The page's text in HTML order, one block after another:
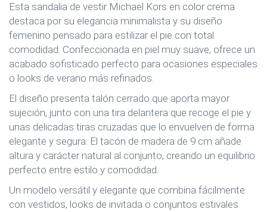
Esta sandalia de vestir Michael Kors en color crema
destaca por su elegancia minimalista y su diseño
femenino pensado para estilizar el pie con total
comodidad. Confeccionada en piel muy suave, ofrece un
acabado sofisticado perfecto para ocasiones especiales
o looks de verano más refinados.
El diseño presenta talón cerrado que aporta mayor
sujeción, junto con una tira delantera que recoge el pie y
unas delicadas tiras cruzadas que lo envuelven de forma
elegante y segura. El tacón de madera de 9 cm añade
altura y carácter natural al conjunto, creando un equilibrio
perfecto entre estilo y comodidad.
Un modelo versátil y elegante que combina fácilmente
con vestidos, looks de invitada o conjuntos estivales